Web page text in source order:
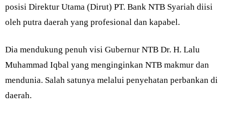
posisi Direktur Utama (Dirut) PT. Bank NTB Syariah diisi
oleh putra daerah yang profesional dan kapabel.
Dia mendukung penuh visi Gubernur NTB Dr. H. Lalu
Muhammad Iqbal yang menginginkan NTB makmur dan
mendunia. Salah satunya melalui penyehatan perbankan di
daerah.